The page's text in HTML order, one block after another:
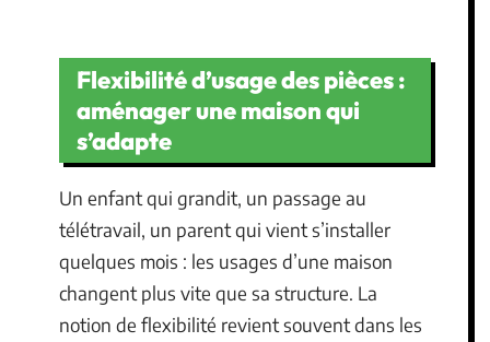
Flexibilité d’usage des pièces :
aménager une maison qui
s’adapte
Un enfant qui grandit, un passage au
télétravail, un parent qui vient s’installer
quelques mois : les usages d’une maison
changent plus vite que sa structure. La
notion de flexibilité revient souvent dans les